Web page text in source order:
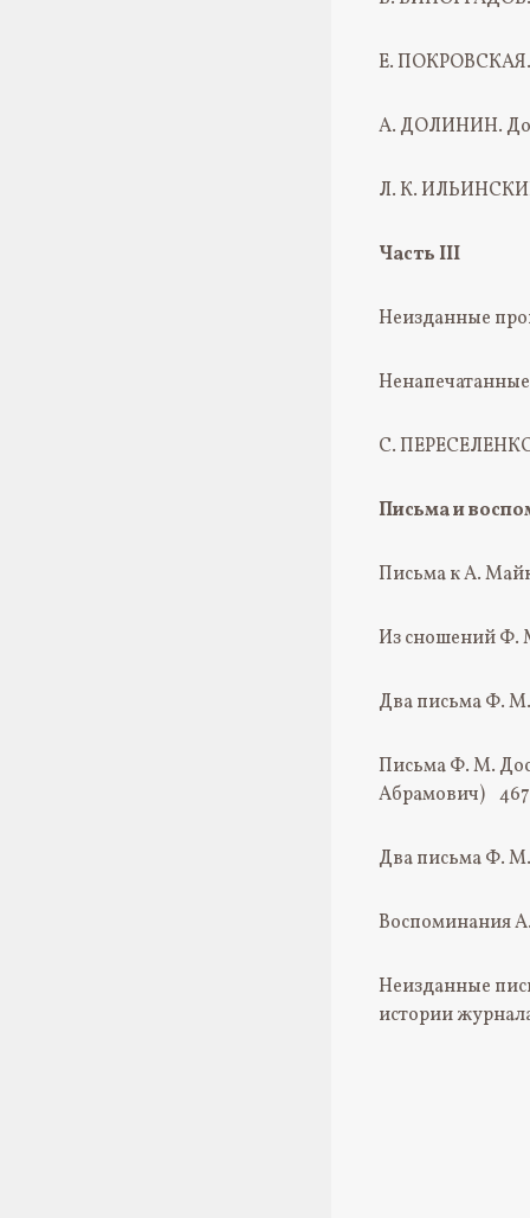
Е. ПОКРОВСКАЯ.
А. ДОЛИНИН.
Л. К.
Часть III
Неизданные
С.
Письма и
Письма к А.
Из сношений Ф.
Два письма Ф.
Письма Ф. М.
Абрамович) 467
Два письма Ф.
Воспоминания
Неизданные
истории